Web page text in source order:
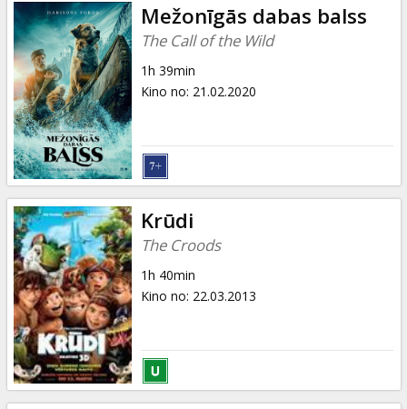
Mežonīgās dabas balss
The Call of the Wild
1h 39min
Kino no: 21.02.2020
Krūdi
The Croods
1h 40min
Kino no: 22.03.2013